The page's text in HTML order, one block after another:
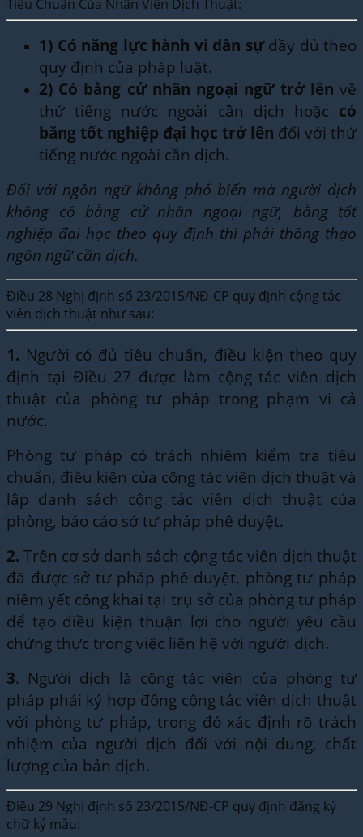
Tiêu Chuẩn Của Nhân Viên Dịch Thuật:
1) Có năng lực hành vi dân sựđầy đủ theo
quy định của pháp luật.
2) Có bằng cử nhân ngoại ngữ trở lên về
thứ tiếng nước ngoài cần dịch hoặc có
bằng tốt nghiệp đại học trở lên đối với thứ
tiếng nước ngoài cần dịch.
Đối với ngôn ngữ không phổ biến mà người dịch
không có bằng cử nhân ngoại ngữ, bằng tốt
nghiệp đại học theo quy định thì phải thông thạo
ngôn ngữ cần dịch.
Điều 28 Nghị định số 23/2015/NĐ-CP quy định cộng tác
viên dịch thuật như sau:
1. Người có đủ tiêu chuẩn, điều kiện theo quy
định tại Điều 27 được làm cộng tác viên dịch
thuật của phòng tư pháp trong phạm vi cả
nước.
Phòng tư pháp có trách nhiệm kiểm tra tiêu
chuẩn, điều kiện của cộng tác viên dịch thuật và
lập danh sách cộng tác viên dịch thuật của
phòng, báo cáo sở tư pháp phê duyệt.
2. Trên cơ sở danh sách cộng tác viên dịch thuật
đã được sở tư pháp phê duyệt, phòng tư pháp
niêm yết công khai tại trụ sở của phòng tư pháp
để tạo điều kiện thuận lợi cho người yêu cầu
chứng thực trong việc liên hệ với người dịch.
3. Người dịch là cộng tác viên của phòng tư
pháp phải ký hợp đồng cộng tác viên dịch thuật
với phòng tư pháp, trong đó xác định rõ trách
nhiệm của người dịch đối với nội dung, chất
lượng của bản dịch.
Điều 29 Nghị định số 23/2015/NĐ-CP quy định đăng ký
chữ ký mẫu: